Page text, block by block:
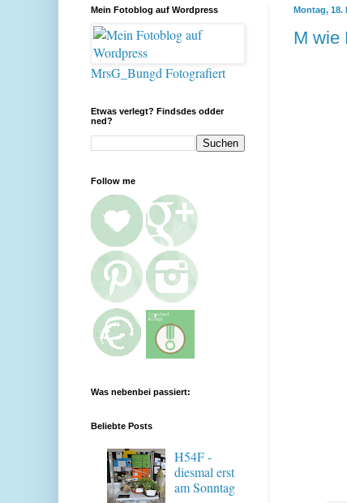
Montag, 18.
M wie
Mein Fotoblog auf Wordpress
MrsG_Bungd Fotografiert
Etwas verlegt? Findsdes odder
ned?
Follow me
Was nebenbei passiert:
Beliebte Posts
H54F -
diesmal erst
am Sonntag